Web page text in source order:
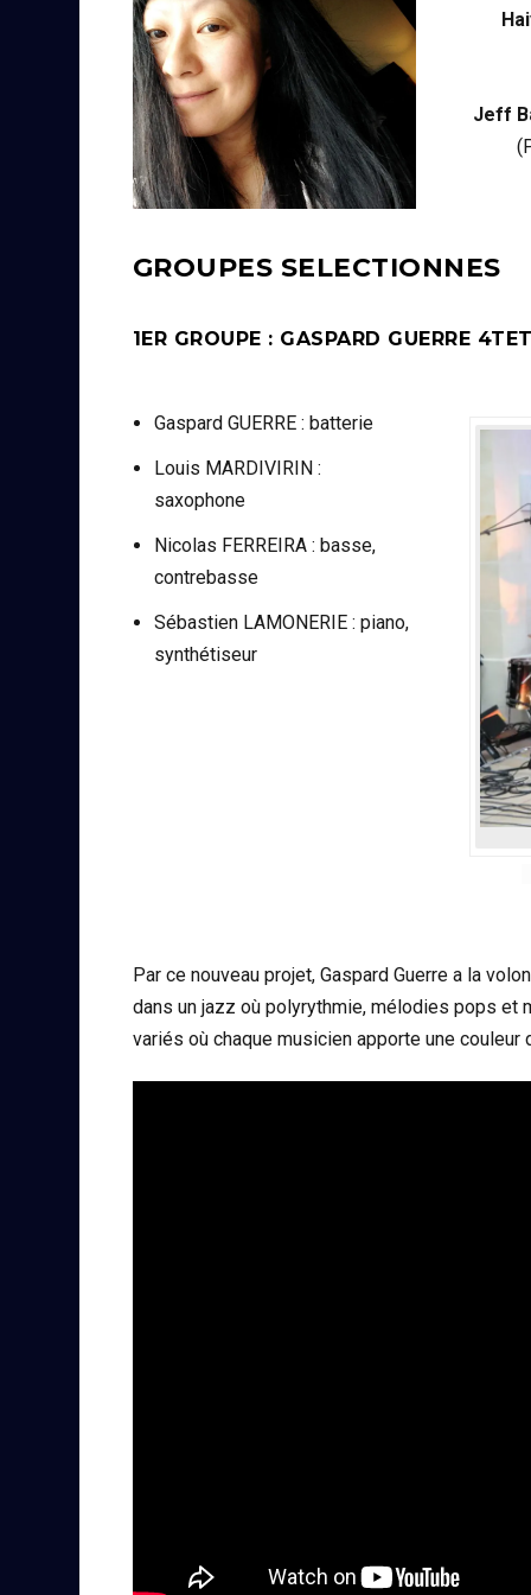
Jeff
GROUPES SELECTIONNES
1ER GROUPE : GASPARD GUERRE
Gaspard GUERRE : batterie
Louis MARDIVIRIN :
saxophone
Nicolas FERREIRA : basse,
contrebasse
Sébastien LAMONERIE : piano,
synthétiseur
Par ce nouveau projet, Gaspard Guerre a la
dans un jazz où polyrythmie, mélodies pops et
variés où chaque musicien apporte une